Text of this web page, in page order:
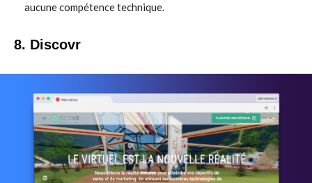
aucune compétence technique.
8. Discovr